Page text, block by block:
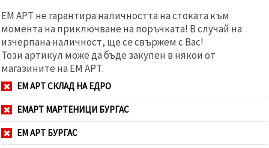
ЕМ АРТ не гарантира наличността на стоката към
момента на приключване на поръчката! В случай на
изчерпана наличност, ще се свържем с Вас!
Този артикул може да бъде закупен в някои от
магазините на ЕМ АРТ.
ЕМ АРТ СКЛАД НА ЕДРО
ЕМАРТ МАРТЕНИЦИ БУРГАС
ЕМ АРТ БУРГАС